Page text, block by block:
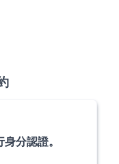
分認證。